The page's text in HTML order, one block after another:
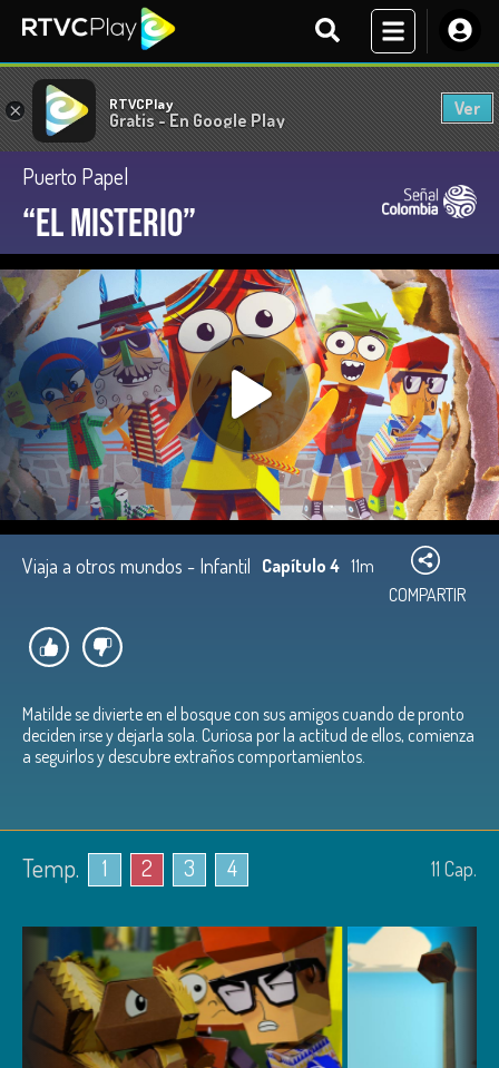
× RTVCPlay
Gratis - En Google Play
Ver
Puerto Papel
“El misterio”
Viaja a otros mundos - Infantil Capítulo 4 11m
COMPARTIR
Matilde se divierte en el bosque con sus amigos cuando de pronto
deciden irse y dejarla sola. Curiosa por la actitud de ellos, comienza
a seguirlos y descubre extraños comportamientos.
Temp. 1 2 3 4 11 Cap.